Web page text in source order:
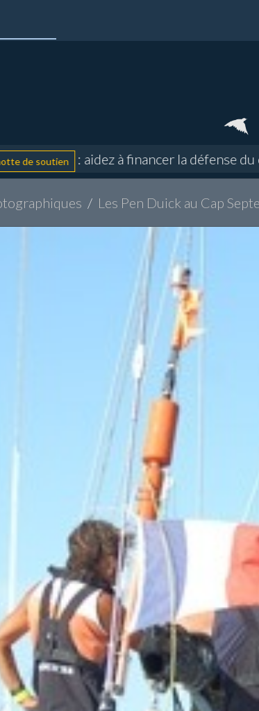
: aidez à financer la défense du
Les Pen Duick au Cap